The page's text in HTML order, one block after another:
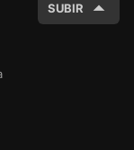
SUBIR